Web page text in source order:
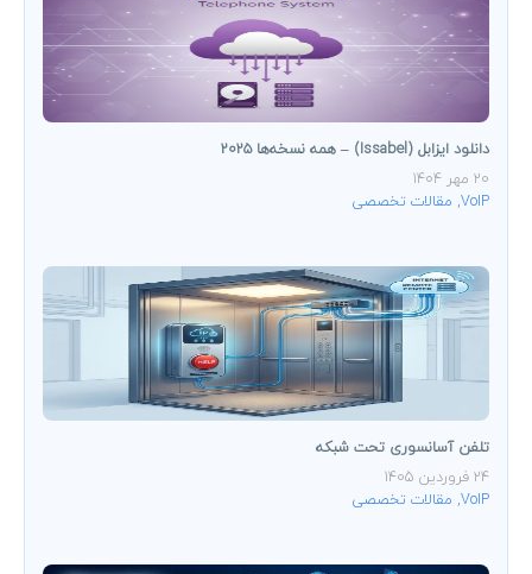
دانلود ایزابل (Issabel) – همه نسخه‌ها ۲۰۲۵
20 مهر 1404
VoIP
, مقالات تخصصی
تلفن آسانسوری تحت شبکه
24 فروردین 1405
VoIP
, مقالات تخصصی